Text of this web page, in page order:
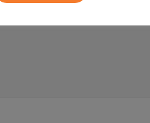
toestemming op ieder gewenst